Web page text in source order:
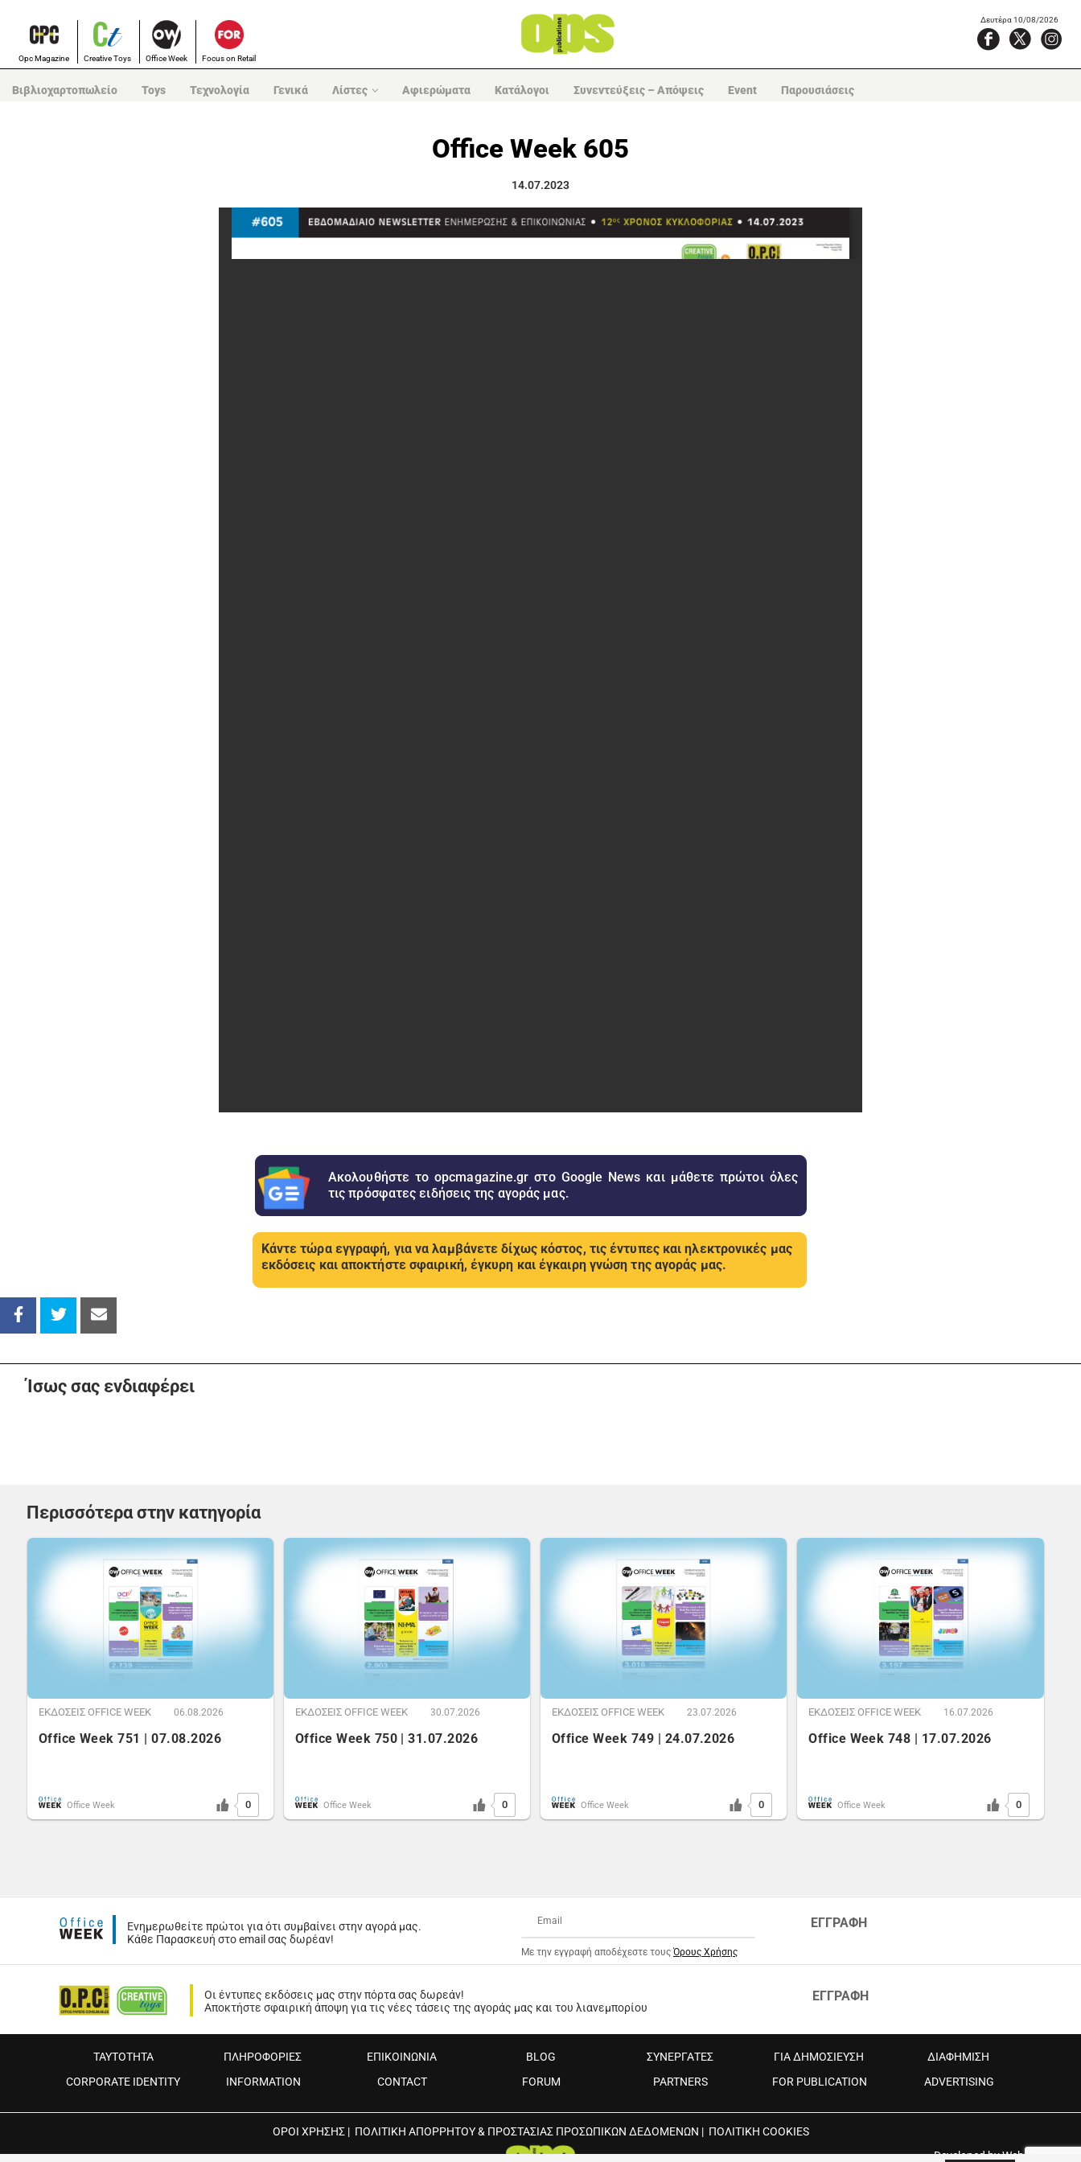
Opc Magazine Creative Toys Office Week Focus on Retail
Δευτέρα 10/08/2026
Βιβλιοχαρτοπωλείο Toys Τεχνολογία Γενικά Λίστες Αφιερώματα Κατάλογοι Συνεντεύξεις – Απόψεις Event Παρουσιάσεις
Office Week 605
14.07.2023
Ακολουθήστε το opcmagazine.gr στο Google News και μάθετε πρώτοι όλες
τις πρόσφατες ειδήσεις της αγοράς μας.
Κάντε τώρα εγγραφή, για να λαμβάνετε δίχως κόστος, τις έντυπες και ηλεκτρονικές μας
εκδόσεις και αποκτήστε σφαιρική, έγκυρη και έγκαιρη γνώση της αγοράς μας.
Ίσως σας ενδιαφέρει
Περισσότερα στην κατηγορία
ΕΚΔOΣΕΙΣ OFFICE WEEK 06.08.2026
Office Week 751 | 07.08.2026
Office Week 0
ΕΚΔOΣΕΙΣ OFFICE WEEK 30.07.2026
Office Week 750 | 31.07.2026
Office Week 0
ΕΚΔOΣΕΙΣ OFFICE WEEK 23.07.2026
Office Week 749 | 24.07.2026
Office Week 0
ΕΚΔOΣΕΙΣ OFFICE WEEK 16.07.2026
Office Week 748 | 17.07.2026
Office Week 0
Ενημερωθείτε πρώτοι για ότι συμβαίνει στην αγορά μας.
Κάθε Παρασκευή στο email σας δωρέαν!
ΕΓΓΡΑΦΗ
Με την εγγραφή αποδέχεστε τους Όρους Χρήσης
Οι έντυπες εκδόσεις μας στην πόρτα σας δωρεάν!
Αποκτήστε σφαιρική άποψη για τις νέες τάσεις της αγοράς μας και του λιανεμπορίου
ΕΓΓΡΑΦΗ
ΤΑΥΤΟΤΗΤΑ ΠΛΗΡΟΦΟΡΙΕΣ ΕΠΙΚΟΙΝΩΝΙΑ BLOG ΣΥΝΕΡΓΑΤΕΣ ΓΙΑ ΔΗΜΟΣΙΕΥΣΗ
ΔΙΑΦΗΜΙΣΗ
CORPORATE IDENTITY
INFORMATION CONTACT FORUM PARTNERS FOR PUBLICATION ADVERTISING
ΟΡΟΙ ΧΡΗΣΗΣ| ΠΟΛΙΤΙΚΗ ΑΠΟΡΡΗΤΟΥ & ΠΡΟΣΤΑΣΙΑΣ ΠΡΟΣΩΠΙΚΩΝ ΔΕΔΟΜΕΝΩΝ | ΠΟΛΙΤΙΚΗ COOKIES
Developed byWeb Visionaries